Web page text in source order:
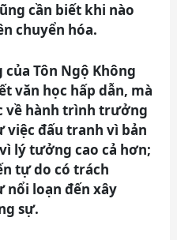
cần biết khi nào
chuyển hóa.
Tôn Ngộ Không
văn học hấp dẫn, mà
về hành trình trưởng
đấu tranh vì bản
lý tưởng cao cả hơn;
tự do có trách
nổi loạn đến xây
sự.